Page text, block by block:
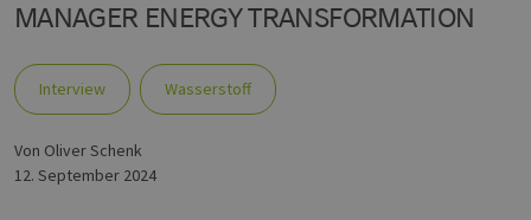
MANAGER ENERGY TRANSFORMATION
Interview Wasserstoff
von Oliver Schenk
12. September 2024
REALLABOR
(BEI EEHH)
WORLD
HOCHSCHULEN NEWSLETTER